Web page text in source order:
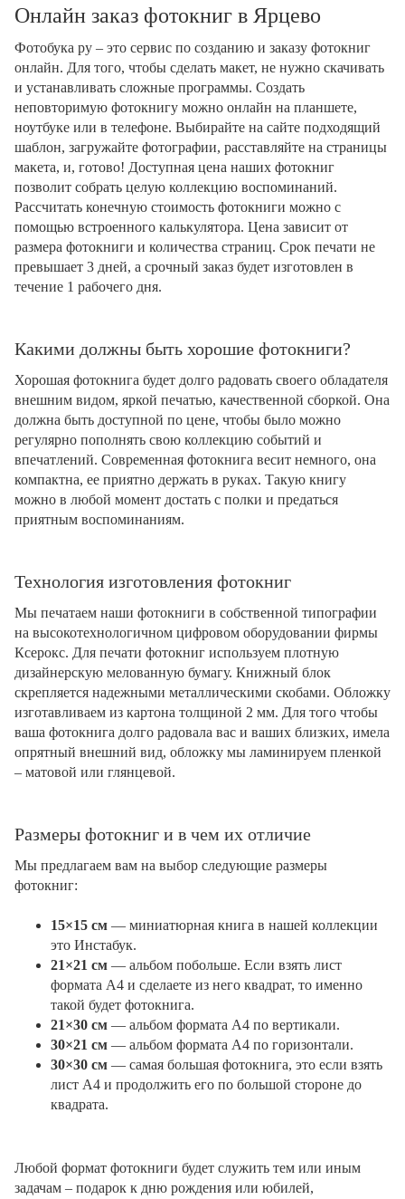
Онлайн заказ фотокниг в Ярцево
Фотобука ру – это сервис по созданию и заказу фотокниг
онлайн. Для того, чтобы сделать макет, не нужно скачивать
и устанавливать сложные программы. Создать
неповторимую фотокнигу можно онлайн на планшете,
ноутбуке или в телефоне. Выбирайте на сайте подходящий
шаблон, загружайте фотографии, расставляйте на страницы
макета, и, готово! Доступная цена наших фотокниг
позволит собрать целую коллекцию воспоминаний.
Рассчитать конечную стоимость фотокниги можно с
помощью встроенного калькулятора. Цена зависит от
размера фотокниги и количества страниц. Срок печати не
превышает 3 дней, а срочный заказ будет изготовлен в
течение 1 рабочего дня.
Какими должны быть хорошие фотокниги?
Хорошая фотокнига будет долго радовать своего обладателя
внешним видом, яркой печатью, качественной сборкой. Она
должна быть доступной по цене, чтобы было можно
регулярно пополнять свою коллекцию событий и
впечатлений. Современная фотокнига весит немного, она
компактна, ее приятно держать в руках. Такую книгу
можно в любой момент достать с полки и предаться
приятным воспоминаниям.
Технология изготовления фотокниг
Мы печатаем наши фотокниги в собственной типографии
на высокотехнологичном цифровом оборудовании фирмы
Ксерокс. Для печати фотокниг используем плотную
дизайнерскую мелованную бумагу. Книжный блок
скрепляется надежными металлическими скобами. Обложку
изготавливаем из картона толщиной 2 мм. Для того чтобы
ваша фотокнига долго радовала вас и ваших близких, имела
опрятный внешний вид, обложку мы ламинируем пленкой
– матовой или глянцевой.
Размеры фотокниг и в чем их отличие
Мы предлагаем вам на выбор следующие размеры
фотокниг:
15×15 см — миниатюрная книга в нашей коллекции
это Инстабук.
21×21 см — альбом побольше. Если взять лист
формата А4 и сделаете из него квадрат, то именно
такой будет фотокнига.
21×30 см — альбом формата А4 по вертикали.
30×21 см — альбом формата А4 по горизонтали.
30×30 см — самая большая фотокнига, это если взять
лист А4 и продолжить его по большой стороне до
квадрата.
Любой формат фотокниги будет служить тем или иным
задачам – подарок к дню рождения или юбилей,